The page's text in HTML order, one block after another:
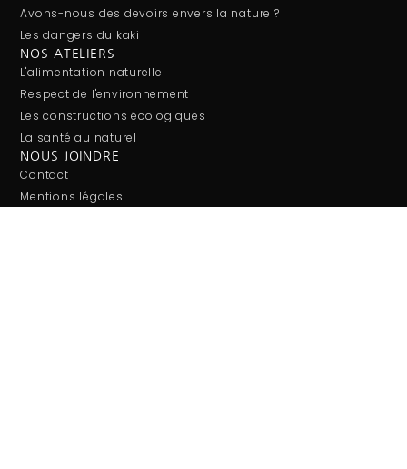
Avons-nous des devoirs envers la nature ?
Les dangers du kaki
NOS ATELIERS
L'alimentation naturelle
Respect de l'environnement
Les constructions écologiques
La santé au naturel
NOUS JOINDRE
Contact
Mentions légales